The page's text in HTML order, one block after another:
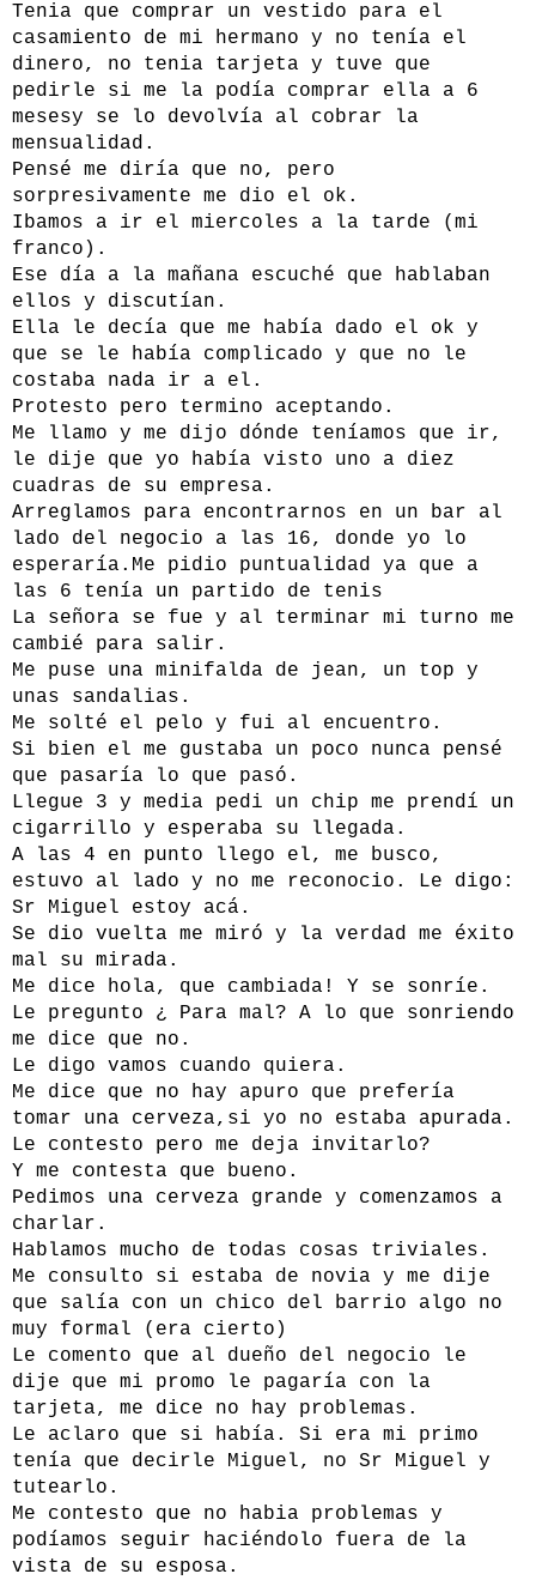
Tenia que comprar un vestido para el
casamiento de mi hermano y no tenía el
dinero, no tenia tarjeta y tuve que
pedirle si me la podía comprar ella a 6
mesesy se lo devolvía al cobrar la
mensualidad.
Pensé me diría que no, pero
sorpresivamente me dio el ok.
Ibamos a ir el miercoles a la tarde (mi
franco).
Ese día a la mañana escuché que hablaban
ellos y discutían.
Ella le decía que me había dado el ok y
que se le había complicado y que no le
costaba nada ir a el.
Protesto pero termino aceptando.
Me llamo y me dijo dónde teníamos que ir,
le dije que yo había visto uno a diez
cuadras de su empresa.
Arreglamos para encontrarnos en un bar al
lado del negocio a las 16, donde yo lo
esperaría.Me pidio puntualidad ya que a
las 6 tenía un partido de tenis
La señora se fue y al terminar mi turno me
cambié para salir.
Me puse una minifalda de jean, un top y
unas sandalias.
Me solté el pelo y fui al encuentro.
Si bien el me gustaba un poco nunca pensé
que pasaría lo que pasó.
Llegue 3 y media pedi un chip me prendí un
cigarrillo y esperaba su llegada.
A las 4 en punto llego el, me busco,
estuvo al lado y no me reconocio. Le digo:
Sr Miguel estoy acá.
Se dio vuelta me miró y la verdad me éxito
mal su mirada.
Me dice hola, que cambiada! Y se sonríe.
Le pregunto ¿ Para mal? A lo que sonriendo
me dice que no.
Le digo vamos cuando quiera.
Me dice que no hay apuro que prefería
tomar una cerveza,si yo no estaba apurada.
Le contesto pero me deja invitarlo?
Y me contesta que bueno.
Pedimos una cerveza grande y comenzamos a
charlar.
Hablamos mucho de todas cosas triviales.
Me consulto si estaba de novia y me dije
que salía con un chico del barrio algo no
muy formal (era cierto)
Le comento que al dueño del negocio le
dije que mi promo le pagaría con la
tarjeta, me dice no hay problemas.
Le aclaro que si había. Si era mi primo
tenía que decirle Miguel, no Sr Miguel y
tutearlo.
Me contesto que no habia problemas y
podíamos seguir haciéndolo fuera de la
vista de su esposa.